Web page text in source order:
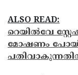
ALSO READ:
റെയിൽവേ
മോഷണം